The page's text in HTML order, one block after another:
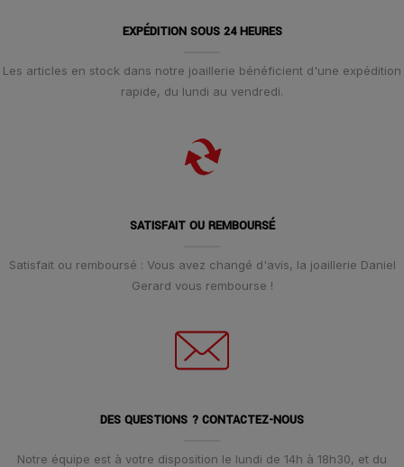
EXPÉDITION SOUS 24 HEURES
Les articles en stock dans notre joaillerie bénéficient d'une expédition
rapide, du lundi au vendredi.
SATISFAIT OU REMBOURSÉ
Satisfait ou remboursé : Vous avez changé d'avis, la joaillerie Daniel
Gerard vous rembourse !
DES QUESTIONS ? CONTACTEZ-NOUS
Notre équipe est à votre disposition le lundi de 14h à 18h30, et du